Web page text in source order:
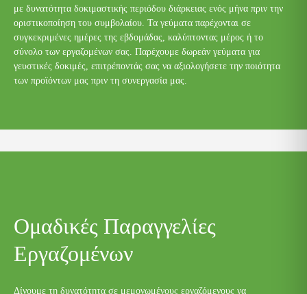
με δυνατότητα δοκιμαστικής περιόδου διάρκειας ενός μήνα πριν την
οριστικοποίηση του συμβολαίου. Τα γεύματα παρέχονται σε
συγκεκριμένες ημέρες της εβδομάδας, καλύπτοντας μέρος ή το
σύνολο των εργαζομένων σας. Παρέχουμε δωρεάν γεύματα για
γευστικές δοκιμές, επιτρέποντάς σας να αξιολογήσετε την ποιότητα
των προϊόντων μας πριν τη συνεργασία μας.
Ομαδικές Παραγγελίες
Εργαζομένων
Δίνουμε τη δυνατότητα σε μεμονωμένους εργαζόμενους να